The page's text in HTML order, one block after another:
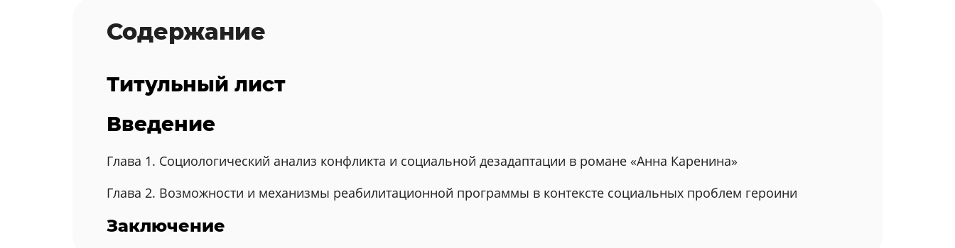
Содержание
Титульный лист
Введение
Глава 1. Социологический анализ конфликта и социальной дезадаптации в романе «Анна Каренина»
Глава 2. Возможности и механизмы реабилитационной программы в контексте социальных проблем героини
Заключение